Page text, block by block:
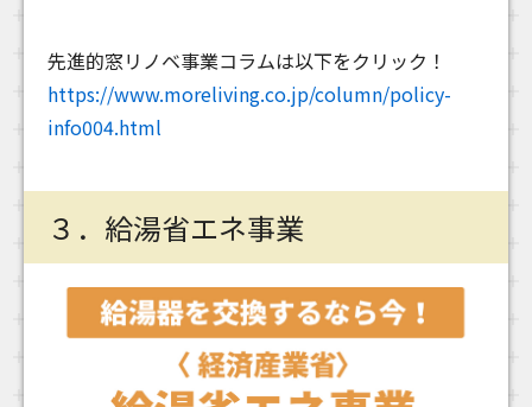
先進的窓リノベ事業コラムは以下をクリック！
https://www.moreliving.co.jp/column/policy-
info004.html
３．給湯省エネ事業